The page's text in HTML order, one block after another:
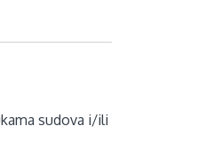
sudova i/ili